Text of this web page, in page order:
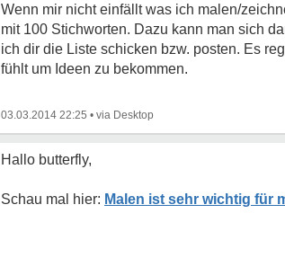
Wenn mir nicht einfällt was ich malen/
mit 100 Stichworten. Dazu kann man sich
ich dir die Liste schicken bzw. posten. Es
fühlt um Ideen zu bekommen.
03.03.2014 22:25 •
Hallo butterfly,
Malen ist sehr wichtig für